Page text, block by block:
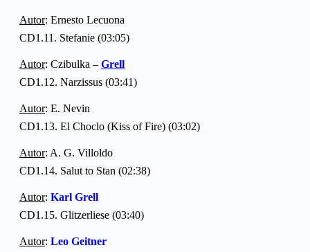
Autor: Ernesto Lecuona
CD1.11. Stefanie (03:05)
Autor: Czibulka – Grell
CD1.12. Narzissus (03:41)
Autor: E. Nevin
CD1.13. El Choclo (Kiss of Fire) (03:02)
Autor: A. G. Villoldo
CD1.14. Salut to Stan (02:38)
Autor: Karl Grell
CD1.15. Glitzerliese (03:40)
Autor: Leo Geitner